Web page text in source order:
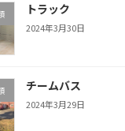
トラック
2024年3月30日
チームバス
2024年3月29日